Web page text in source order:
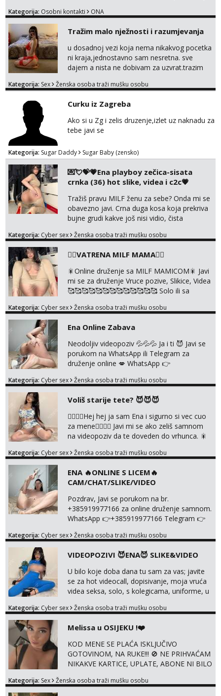
Kategorija: Osobni kontakti ONA
Tražim malo nježnosti i razumjevanja
u dosadnoj vezi koja nema nikakvog pocetka
ni kraja,jednostavno sam nesretna. sve
dajem a nista ne dobivam za uzvrat.trazim
trazim puno samo malo njeznosti i
poljupce po tijelu koji me jako
pale,obozavam kad muskarac preuzme
kontrolu . javi se :) Klikni na link ispod i nadji
me tamo, cekam te!
Kategorija: Sex Ženska osoba traži mušku osobu
Curku iz Zagreba
Ako si u Zg i zelis druzenje,izlet uz naknadu za
tebe javi se
Kategorija: Sugar Daddy Sugar Baby (zensko)
💌💘💝💗Ena playboy zečica-sisata
crnka (36) hot slike, videa i c2c💗
Tražiš pravu MILF ženu za sebe? Onda mi se
obavezno javi. Crna duga kosa koja prekriva
bujne grudi kakve još nisi vidio, čista
pričam. Prave pune usne koje će ti se urezati
Uvijek sam spremna za ONLOINE zabavu.
Volim vruće u porukama uz pokoju fotku.
Radim slikice i videa po tvojoj želji te imam
raznih mater...
Kategorija: Cyber sex Ženska osoba traži mušku osobu
❤️‍🔥VATRENA MILF MAMA❤️‍🔥
🎇Online druženje sa MILF MAMICOM🎇 Javi
mi se za druženje Vruce pozive, Slikice, Videa
🥰🥰🥰🥰🥰🥰🥰🥰🥰🥰🥰🥰🥰 Solo ili sa
WhatsApp ili Telegram WhatsApp 👉
@enafriedrichkis 🤬NE RADIM SASTANKE I
DRUZENJA UZIVO🤬
Kategorija: Cyber sex Ženska osoba traži mušku osobu
Ena Online Zabava
Neodoljiv videopoziv 💦💦💦 Ja i ti 😈 Javi se
porukom na WhatsApp ili Telegram za
druženje online 💋 WhatsApp 👉
@enafriedrichkis NEE radimo sastnke uzivo
Kategorija: Cyber sex Ženska osoba traži mušku osobu
Voliš starije tete? 😈😈😈
❤️‍🔥❤️‍🔥Hej hej ja sam Ena i sigurno si vec cuo
za mene❤️‍🔥❤️‍🔥 Javi mi se ako zeliš samnom
na videopoziv da te doveden do vrhunca. 🎇
@enafriedrichkis Radim samo ONLINE I
Kategorija: Cyber sex Ženska osoba traži mušku osobu
ENA 🔥ONLINE S LICEM🔥
CAM/CHAT/SLIKE/VIDEO
Pozdrav, Javi se porukom na br.
+385919977166 za online druženje samnom.
WhatsApp 👉+385919977166 Telegram 👉
solo i s partnerom, kolegicama
haljine, štikle, samostojeće itd. Nudim
svakakva videa seksa, pušenje, razne
lokacije, suradnje s kolegicama, fetiši..
Dopisivanje i slike također radim. NIŠTA UŽI...
Kategorija: Cyber sex Ženska osoba traži mušku osobu
VIDEOPOZIVI 😈ENA😈 SLIKE&VIDEO
U bilo koje doba dana tu sam za vas; javite
se za hot videocall, dopisivanje, moja vruća
videa seksa, solo, s kolegicama, uniforme, u
+385919977166 Telegram 👉
UŽIVO
Kategorija: Cyber sex Ženska osoba traži mušku osobu
Melissa u OSIJEKU !❤️
KOD MENE SE PLAĆA ISKLJUČIVO
GOTOVINOM, NA RUKE!!! 🚫 NE PRIHVAĆAM
NIKAKVE KARTICE, UPLATE, ABONE NI BILO
SAMO GOTOVINA!!! Moje fotografije su
Kategorija: Sex Ženska osoba traži mušku osobu